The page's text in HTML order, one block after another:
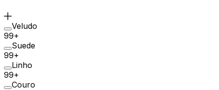
Veludo
99+
Suede
99+
Linho
99+
Couro